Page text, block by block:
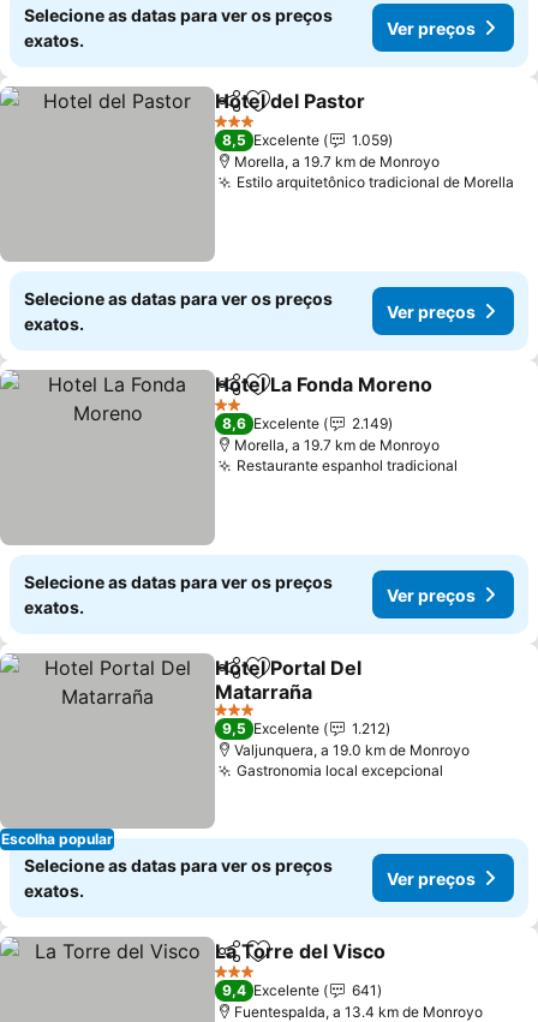
Selecione as datas para ver os preços
exatos.
Ver preços
PartilharAdicionar aos favoritos
Hotel del Pastor
3 Estrelas
8,5 Excelente
1.059
Morella, a 19.7 km de Monroyo
Estilo arquitetônico tradicional de Morella
Selecione as datas para ver os preços
exatos.
Ver preços
PartilharAdicionar aos favoritos
Hotel La Fonda Moreno
2 Estrelas
8,6 Excelente
2.149
Morella, a 19.7 km de Monroyo
Restaurante espanhol tradicional
Selecione as datas para ver os preços
exatos.
Ver preços
Escolha popular
PartilharAdicionar aos favoritos
Hotel Portal Del
Matarraña
Ver preços
3 Estrelas
9,5 Excelente
1.212
Valjunquera, a 19.0 km de Monroyo
Gastronomia local excepcional
Selecione as datas para ver os preços
exatos.
Ver preços
PartilharAdicionar aos favoritos
La Torre del Visco
3 Estrelas
9,4 Excelente
641
Fuentespalda, a 13.4 km de Monroyo